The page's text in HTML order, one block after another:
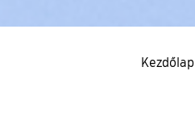
Kezdőlap